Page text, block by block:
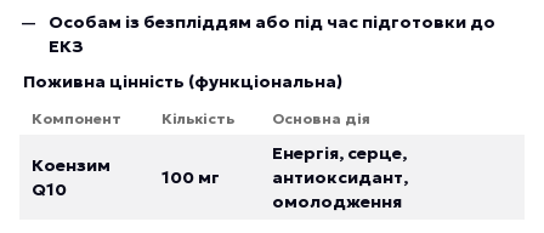
Особам із безпліддям або під час підготовки до
ЕКЗ
Поживна цінність (функціональна)
Компонент Кількість Основна дія
Коензим
Q10
100 мг
Енергія, серце,
антиоксидант,
омолодження